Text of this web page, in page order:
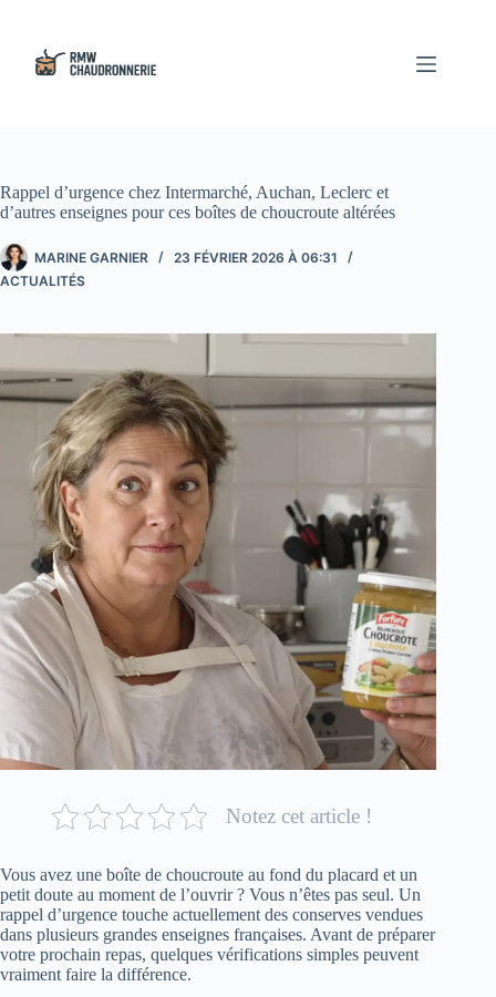
contenu
Rappel d’urgence chez Intermarché, Auchan, Leclerc et
d’autres enseignes pour ces boîtes de choucroute altérées
MARINE GARNIER
23 FÉVRIER 2026 À 06:31
ACTUALITÉS
Notez cet article !
Vous avez une boîte de choucroute au fond du placard et un
petit doute au moment de l’ouvrir ? Vous n’êtes pas seul. Un
rappel d’urgence touche actuellement des conserves vendues
dans plusieurs grandes enseignes françaises. Avant de préparer
votre prochain repas, quelques vérifications simples peuvent
vraiment faire la différence.